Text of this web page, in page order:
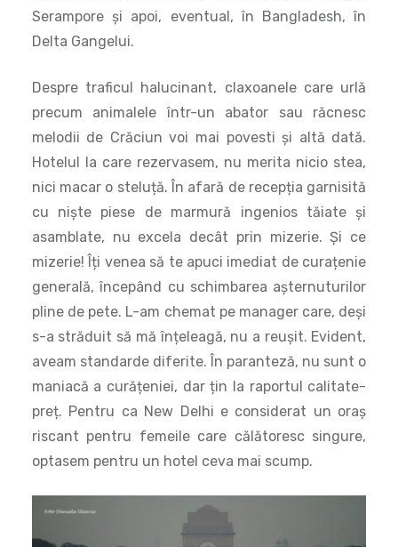
melodii de Crăciun voi mai povesti și altă dată.
Hotelul la care rezervasem, nu merita nicio stea,
cu niște piese de marmură ingenios tăiate și
asamblate, nu excela decât prin mizerie. Și ce
mizerie! Îți venea să te apuci imediat de curațenie
generală, începând cu schimbarea așternuturilor
pline de pete. L-am chemat pe manager care, deși
s-a străduit să mă înțeleagă, nu a reușit. Evident,
aveam standarde diferite. În paranteză, nu sunt o
maniacă a curățeniei, dar țin la raportul calitate-
preț. Pentru ca New Delhi e considerat un oraș
riscant pentru femeile care călătoresc singure,
optasem pentru un hotel ceva mai scump.